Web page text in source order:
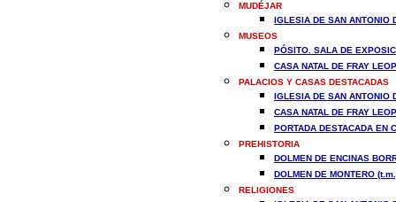
MUDÉJAR
IGLESIA DE SAN ANTONIO
MUSEOS
PÓSITO. SALA DE
CASA NATAL DE FRAY
PALACIOS Y CASAS DESTACADAS
IGLESIA DE SAN ANTONIO
CASA NATAL DE FRAY
PORTADA DESTACADA EN
PREHISTORIA
DOLMEN DE ENCINAS
DOLMEN DE MONTERO
RELIGIONES